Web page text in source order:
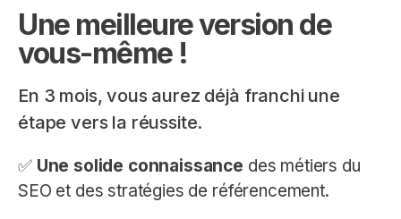
Une meilleure version de
vous-même !
En 3 mois, vous aurez déjà franchi une
étape vers la réussite.
✅ Une solide connaissance des métiers du
SEO et des stratégies de référencement.